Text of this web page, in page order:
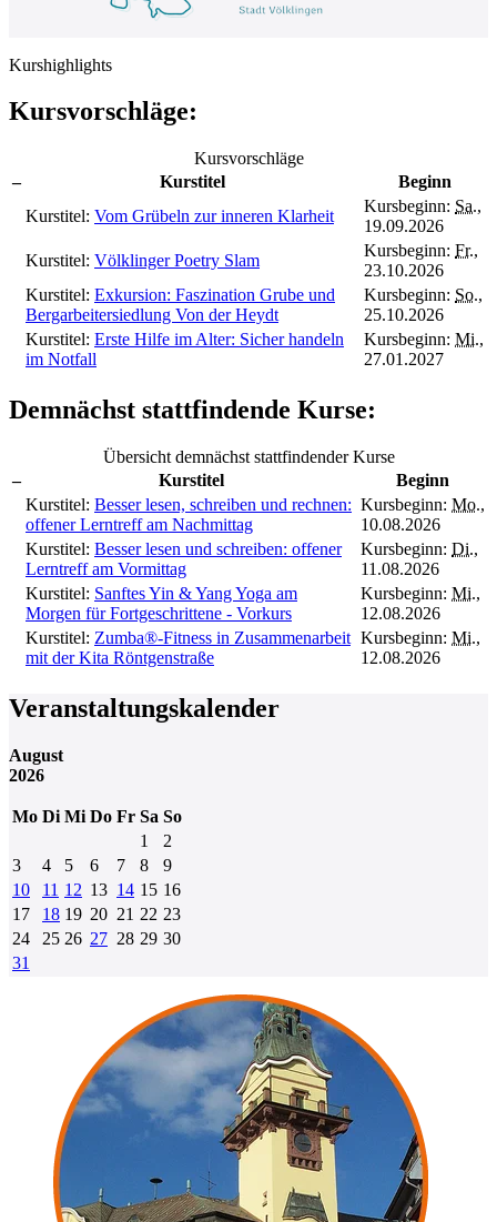
Kurshighlights
Kursvorschläge:
Kursvorschläge
–
Kurstitel
Beginn
Kurstitel: Vom Grübeln zur inneren Klarheit
Kursbeginn: Sa.,
19.09.2026
Kurstitel: Völklinger Poetry Slam
Kursbeginn: Fr.,
23.10.2026
Kurstitel: Exkursion: Faszination Grube und
Bergarbeitersiedlung Von der Heydt
Kursbeginn: So.,
25.10.2026
Kurstitel: Erste Hilfe im Alter: Sicher handeln
im Notfall
Kursbeginn: Mi.,
27.01.2027
Demnächst stattfindende Kurse:
Übersicht demnächst stattfindender Kurse
–
Kurstitel
Beginn
Kurstitel: Besser lesen, schreiben und rechnen:
offener Lerntreff am Nachmittag
Kursbeginn: Mo.,
10.08.2026
Kurstitel: Besser lesen und schreiben: offener
Lerntreff am Vormittag
Kursbeginn: Di.,
11.08.2026
Kurstitel: Sanftes Yin & Yang Yoga am
Morgen für Fortgeschrittene - Vorkurs
Kursbeginn: Mi.,
12.08.2026
Kurstitel: Zumba®-Fitness in Zusammenarbeit
mit der Kita Röntgenstraße
Kursbeginn: Mi.,
12.08.2026
Veranstaltungskalender
August
2026
Mo Di Mi Do Fr Sa So
1
2
3
4 5 6 7 8
9
10
11 12 13 14 15 16
17
18 19 20 21 22 23
24
25 26 27 28 29 30
31